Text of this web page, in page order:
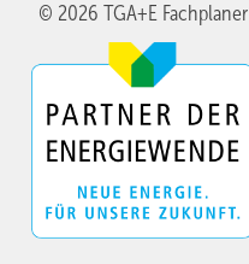
© 2026 TGA+E Fachplaner